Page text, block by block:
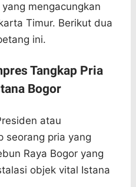
mengacungkan
Timur. Berikut dua
ini.
Tangkap Pria
Bogor
atau
seorang pria yang
Raya Bogor yang
objek vital Istana